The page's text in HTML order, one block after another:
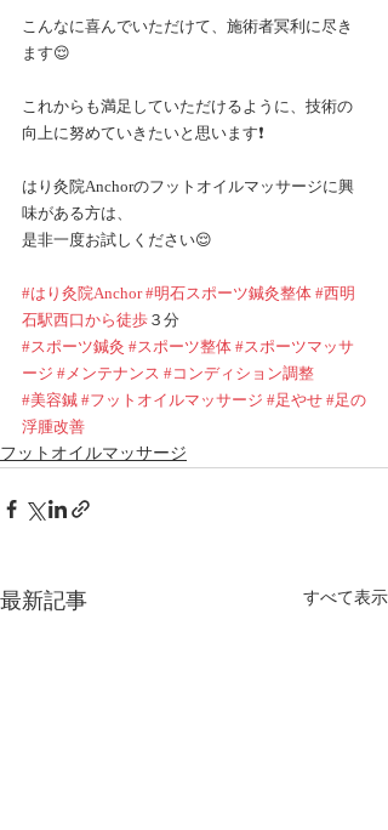
こんなに喜んでいただけて、施術者冥利に尽き
ます😌
これからも満足していただけるように、技術の
向上に努めていきたいと思います❗️
はり灸院Anchorのフットオイルマッサージに興
味がある方は、
是非一度お試しください😌
#はり灸院Anchor #明石スポーツ鍼灸整体 #西明
石駅西口から徒歩 ３分
#スポーツ鍼灸 #スポーツ整体 #スポーツマッサ
ージ #メンテナンス #コンディション調整
#美容鍼 #フットオイルマッサージ #足やせ #足の
浮腫改善
フットオイルマッサージ
最新記事 すべて表示